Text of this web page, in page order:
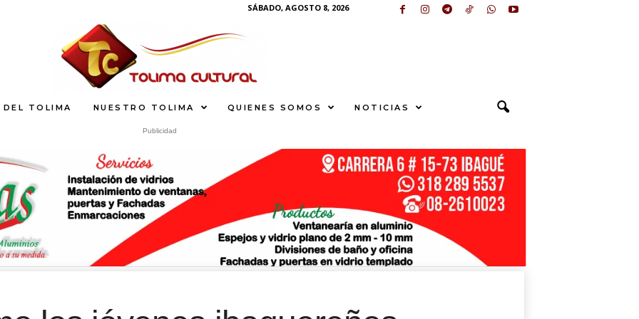
SÁBADO, AGOSTO 8, 2026
DEL TOLIMA NUESTRO TOLIMA QUIENES SOMOS NOTICIAS
Publicidad
S